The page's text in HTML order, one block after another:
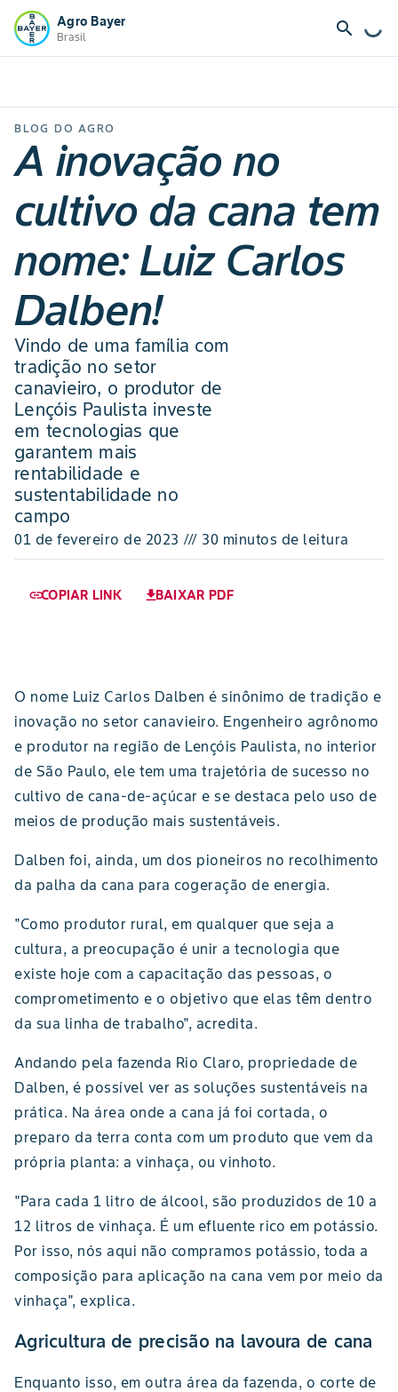
Agro Bayer
Brasil search
BLOG DO AGRO
A inovação no
cultivo da cana tem
nome: Luiz Carlos
Dalben!
Vindo de uma família com
tradição no setor
canavieiro, o produtor de
Lençóis Paulista investe
em tecnologias que
garantem mais
rentabilidade e
sustentabilidade no
campo
01 de fevereiro de 2023 /// 30 minutos de leitura
COPIAR LINK
link BAIXAR PDF
download
O nome Luiz Carlos Dalben é sinônimo de tradição e
inovação no setor canavieiro. Engenheiro agrônomo
e produtor na região de Lençóis Paulista, no interior
de São Paulo, ele tem uma trajetória de sucesso no
cultivo de cana-de-açúcar e se destaca pelo uso de
meios de produção mais sustentáveis.
Dalben foi, ainda, um dos pioneiros no recolhimento
da palha da cana para cogeração de energia.
"Como produtor rural, em qualquer que seja a
cultura, a preocupação é unir a tecnologia que
existe hoje com a capacitação das pessoas, o
comprometimento e o objetivo que elas têm dentro
da sua linha de trabalho", acredita.
Andando pela fazenda Rio Claro, propriedade de
Dalben, é possível ver as soluções sustentáveis na
prática. Na área onde a cana já foi cortada, o
preparo da terra conta com um produto que vem da
própria planta: a vinhaça, ou vinhoto.
"Para cada 1 litro de álcool, são produzidos de 10 a
12 litros de vinhaça. É um efluente rico em potássio.
Por isso, nós aqui não compramos potássio, toda a
composição para aplicação na cana vem por meio da
vinhaça", explica.
Agricultura de precisão na lavoura de cana
Enquanto isso, em outra área da fazenda, o corte de